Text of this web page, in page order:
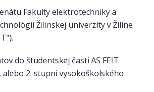
Fakulty elektrotechniky a
Žilinskej univerzity v Žiline
do študentskej časti AS FEIT
alebo 2. stupni vysokoškolského